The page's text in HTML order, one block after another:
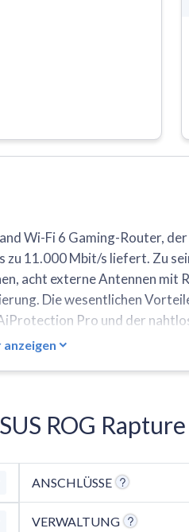
Wi-Fi 6 Gaming-Router,
11.000 Mbit/s liefert. Zu
acht externe Antennen mit
Die wesentlichen
Pro und der
beansprucht, sowie das
anzeigen
ROG
ANSCHLÜSSE
VERWALTUNG